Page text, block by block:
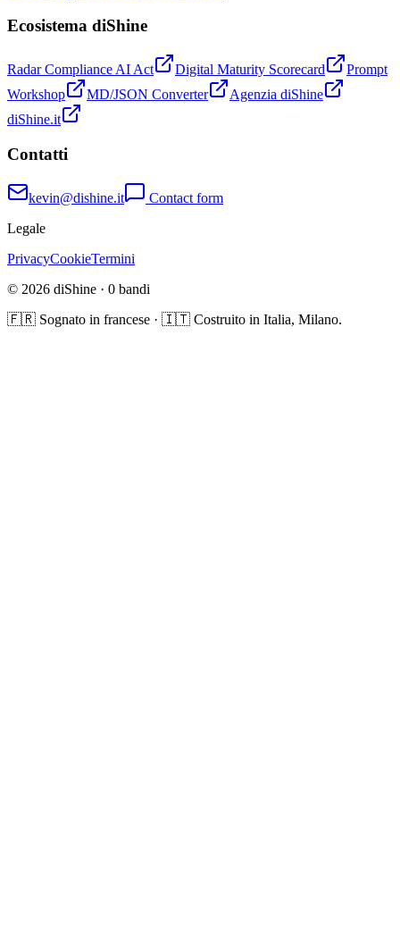
Ecosistema diShine
Radar Compliance AI Act Digital Maturity Scorecard
Prompt
Workshop
MD/JSON Converter
Agenzia diShine
diShine.it
Contatti
kevin@dishine.it
Contact form
Legale
PrivacyCookieTermini
© 2026 diShine · 0 bandi
🇫🇷 Sognato in francese · 🇮🇹 Costruito in Italia, Milano.